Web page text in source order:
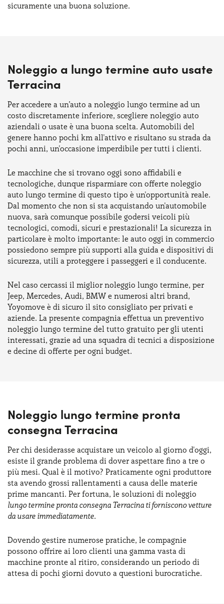
sicuramente una buona soluzione.
Noleggio a lungo termine auto usate
Terracina
Per accedere a un’auto a noleggio lungo termine ad un
costo discretamente inferiore, scegliere noleggio auto
aziendali o usate è una buona scelta. Automobili del
genere hanno pochi km all'attivo e risultano su strada da
pochi anni, un'occasione imperdibile per tutti i clienti.
Le macchine che si trovano oggi sono affidabili e
tecnologiche, dunque risparmiare con offerte noleggio
auto lungo termine di questo tipo è un'opportunità reale.
Dal momento che non si sta acquistando un'automobile
nuova, sarà comunque possibile godersi veicoli più
tecnologici, comodi, sicuri e prestazionali! La sicurezza in
particolare è molto importante: le auto oggi in commercio
possiedono sempre più supporti alla guida e dispositivi di
sicurezza, utili a proteggere i passeggeri e il conducente.
Nel caso cercassi il miglior noleggio lungo termine, per
Jeep, Mercedes, Audi, BMW e numerosi altri brand,
Yoyomove è di sicuro il sito consigliato per privati e
aziende. La presente compagnia effettua un preventivo
noleggio lungo termine del tutto gratuito per gli utenti
interessati, grazie ad una squadra di tecnici a disposizione
e decine di offerte per ogni budget.
Noleggio lungo termine pronta
consegna Terracina
Per chi desiderasse acquistare un veicolo al giorno d'oggi,
esiste il grande problema di dover aspettare fino a tre o
più mesi. Qual è il motivo? Praticamente ogni produttore
sta avendo grossi rallentamenti a causa delle materie
prime mancanti. Per fortuna, le soluzioni di noleggio
lungo termine pronta consegna Terracina ti forniscono vetture
da usare immediatamente.
Dovendo gestire numerose pratiche, le compagnie
possono offrire ai loro clienti una gamma vasta di
macchine pronte al ritiro, considerando un periodo di
attesa di pochi giorni dovuto a questioni burocratiche.